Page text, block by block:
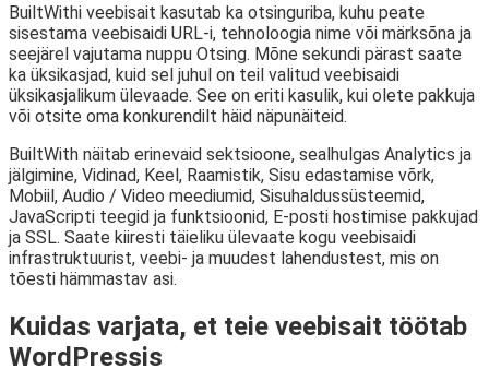
BuiltWithi veebisait kasutab ka otsinguriba, kuhu peate
sisestama veebisaidi URL-i, tehnoloogia nime või märksõna ja
seejärel vajutama nuppu Otsing. Mõne sekundi pärast saate
ka üksikasjad, kuid sel juhul on teil valitud veebisaidi
üksikasjalikum ülevaade. See on eriti kasulik, kui olete pakkuja
või otsite oma konkurendilt häid näpunäiteid.
BuiltWith näitab erinevaid sektsioone, sealhulgas Analytics ja
jälgimine, Vidinad, Keel, Raamistik, Sisu edastamise võrk,
Mobiil, Audio / Video meediumid, Sisuhaldussüsteemid,
JavaScripti teegid ja funktsioonid, E-posti hostimise pakkujad
ja SSL. Saate kiiresti täieliku ülevaate kogu veebisaidi
infrastruktuurist, veebi- ja muudest lahendustest, mis on
tõesti hämmastav asi.
Kuidas varjata, et teie veebisait töötab
WordPressis